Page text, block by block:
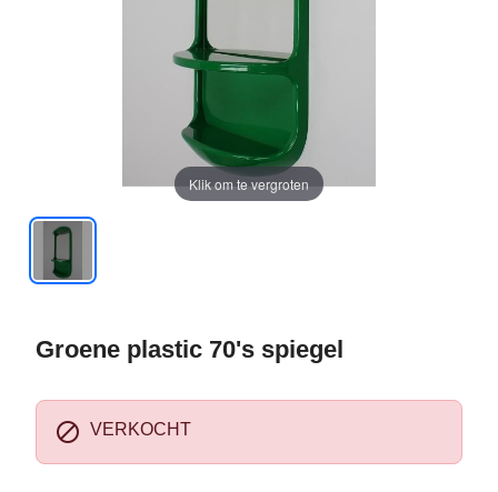
Klik om te vergroten
Groene plastic 70's spiegel
 VERKOCHT